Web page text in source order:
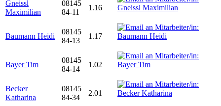
Gneissl
Maximilian
08145
84-11
1.16
Baumann Heidi
08145
84-13
1.17
Bayer Tim
08145
84-14
1.02
Becker
Katharina
08145
84-34
2.01